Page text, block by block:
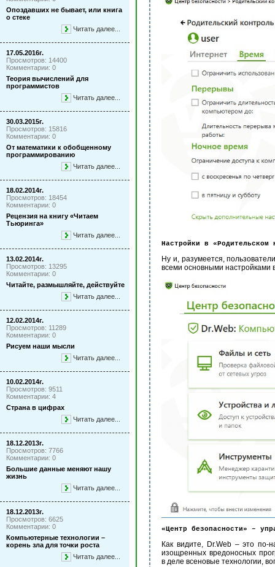
Опоздавших не бывает, или книга
о стеке
Читать далее...
17.05.2016г.
Просмотров: 14400
Комментарии: 0
Теория вычислений для
программистов
Читать далее...
30.03.2015г.
Просмотров: 15816
Комментарии: 0
От математики к обобщенному
программированию
Читать далее...
18.02.2014г.
Просмотров: 18454
Комментарии: 0
Рецензия на книгу «Читаем
Тьюринга»
Читать далее...
13.02.2014г.
Просмотров: 13295
Комментарии: 0
Читайте, размышляйте, действуйте
Читать далее...
12.02.2014г.
Просмотров: 11289
Комментарии: 0
Рисуем наши мысли
Читать далее...
10.02.2014г.
Просмотров: 9511
Комментарии: 4
Страна в цифрах
Читать далее...
18.12.2013г.
Просмотров: 7766
Комментарии: 0
Большие данные меняют нашу
жизнь
Читать далее...
18.12.2013г.
Просмотров: 6625
Комментарии: 0
Компьютерные технологии –
корень зла для точки роста
Читать далее...
Настройки в «Родительском
Ну и, разумеется,
всеми основными настройками
«Центр безопасности» –
Как видите, Dr.Web – это
изощренных вредоносных
в деле всеновые технологии,